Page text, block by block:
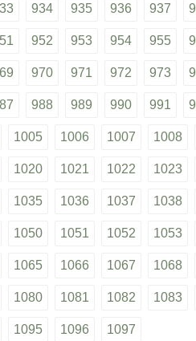
934 935 936 937
952 953 954 955
970 971 972 973
988 989 990 991
1005 1006 1007 1008
1020 1021 1022 1023
1035 1036 1037 1038
1050 1051 1052 1053
1065 1066 1067 1068
1080 1081 1082 1083
1095 1096 1097